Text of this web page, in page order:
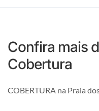
Confira mais
Cobertura
COBERTURA na Praia